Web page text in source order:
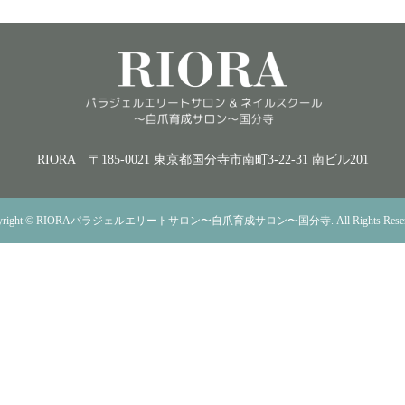
RIORA 〒185-0021 東京都国分寺市南町3-22-31 南ビル201
© RIORAパラジェルエリートサロン〜自爪育成サロン〜国分寺 . All Rights